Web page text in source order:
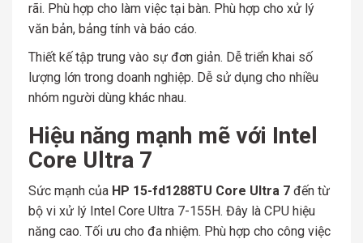
rãi. Phù hợp cho làm việc tại bàn. Phù hợp cho xử lý
văn bản, bảng tính và báo cáo.
Thiết kế tập trung vào sự đơn giản. Dễ triển khai số
lượng lớn trong doanh nghiệp. Dễ sử dụng cho nhiều
nhóm người dùng khác nhau.
Hiệu năng mạnh mẽ với Intel
Core Ultra 7
Sức mạnh của HP 15-fd1288TU Core Ultra 7 đến từ
bộ vi xử lý Intel Core Ultra 7-155H. Đây là CPU hiệu
năng cao. Tối ưu cho đa nhiệm. Phù hợp cho công việc